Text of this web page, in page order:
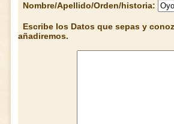
Nombre/Apellido/Orden/historia:
Escribe los Datos que sepas y
añadiremos.